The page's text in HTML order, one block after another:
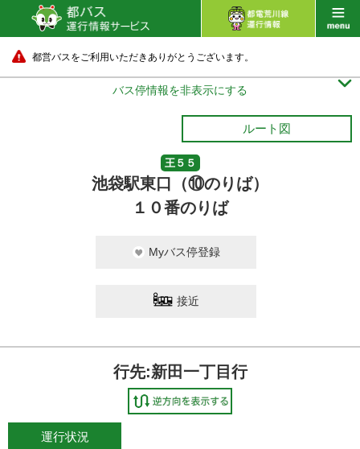
都営バスをご利用いただきありがとうございます。
バス停情報を非表示にする 
ルート図
王５５
池袋駅東口（⑩のりば）
１０番のりば
Myバス停登録
接近
行先:新田一丁目行
運行状況